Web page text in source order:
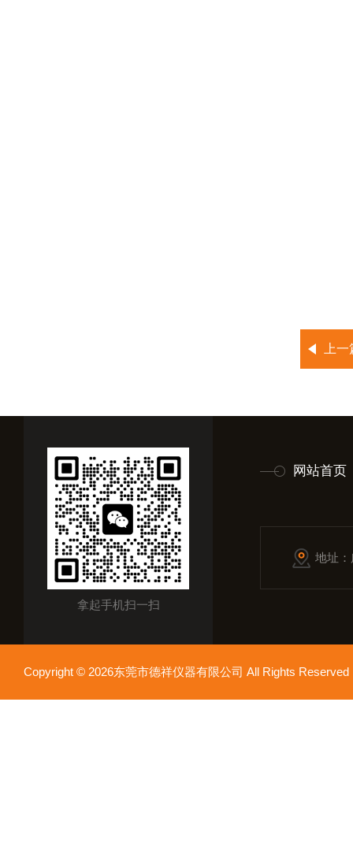
上
拿起手机扫一扫
网站首页
地址
Copyright © 2026东莞市德祥仪器有限公司 All Rights